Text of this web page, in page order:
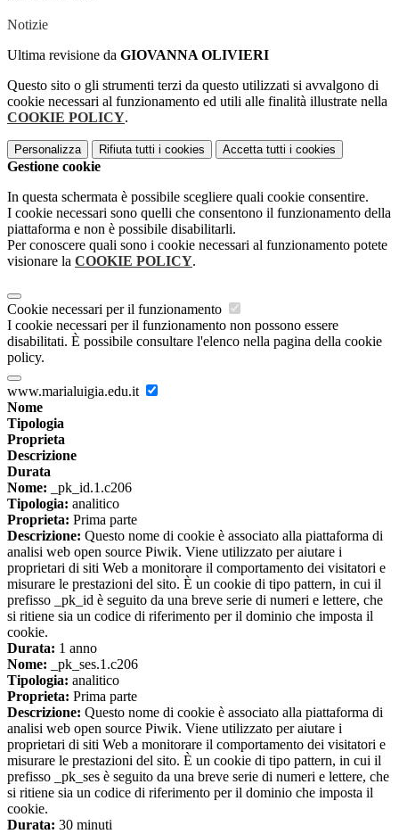
Notizie
Ultima revisione da GIOVANNA OLIVIERI
Questo sito o gli strumenti terzi da questo utilizzati si avvalgono di
cookie necessari al funzionamento ed utili alle finalità illustrate nella
COOKIE POLICY.
Personalizza Rifiuta tutti i cookies Accetta tutti i cookies
Gestione cookie
In questa schermata è possibile scegliere quali cookie consentire.
I cookie necessari sono quelli che consentono il funzionamento della
piattaforma e non è possibile disabilitarli.
Per conoscere quali sono i cookie necessari al funzionamento potete
visionare la COOKIE POLICY.
Cookie necessari per il funzionamento
I cookie necessari per il funzionamento non possono essere
disabilitati. È possibile consultare l'elenco nella pagina della cookie
policy.
www.marialuigia.edu.it
Nome
Tipologia
Proprieta
Descrizione
Durata
Nome: _pk_id.1.c206
Tipologia: analitico
Proprieta: Prima parte
Descrizione: Questo nome di cookie è associato alla piattaforma di
analisi web open source Piwik. Viene utilizzato per aiutare i
proprietari di siti Web a monitorare il comportamento dei visitatori e
misurare le prestazioni del sito. È un cookie di tipo pattern, in cui il
prefisso _pk_id è seguito da una breve serie di numeri e lettere, che
si ritiene sia un codice di riferimento per il dominio che imposta il
cookie.
Durata: 1 anno
Nome: _pk_ses.1.c206
Tipologia: analitico
Proprieta: Prima parte
Descrizione: Questo nome di cookie è associato alla piattaforma di
analisi web open source Piwik. Viene utilizzato per aiutare i
proprietari di siti Web a monitorare il comportamento dei visitatori e
misurare le prestazioni del sito. È un cookie di tipo pattern, in cui il
prefisso _pk_ses è seguito da una breve serie di numeri e lettere, che
si ritiene sia un codice di riferimento per il dominio che imposta il
cookie.
Durata: 30 minuti